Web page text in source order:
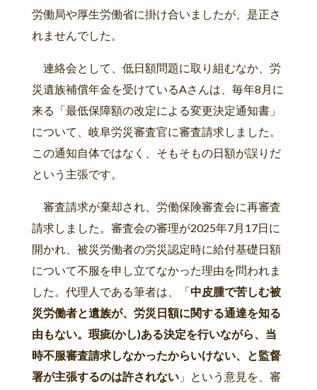
労働局や厚生労働省に掛け合いましたが、是正さ
れませんでした。
連絡会として、低日額問題に取り組むなか、労
災遺族補償年金を受けているAさんは、毎年8月に
来る「最低保障額の改定による変更決定通知書」
について、岐阜労災審査官に審査請求しました。
この通知自体ではなく、そもそもの日額が誤りだ
という主張です。
審査請求が棄却され、労働保険審査会に再審査
請求しました。審査会の審理が2025年7月17日に
開かれ、被災労働者の労災認定時に給付基礎日額
について不服を申し立てなかった理由を問われま
した。代理人である筆者は、「中皮腫で苦しむ被
災労働者と遺族が、労災日額に関する通達を知る
由もない。 瑕疵(かし)ある決定を行いながら、当
時不服審査請求しなかったからいけない、と監督
署が主張するのは許されない 」という意見を、審